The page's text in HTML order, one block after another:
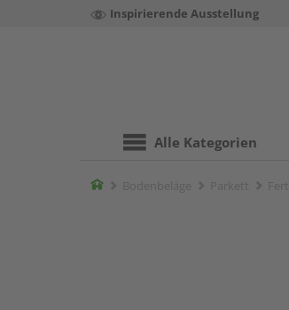
Inspirierende Ausstellung
Alle Kategorien
Home